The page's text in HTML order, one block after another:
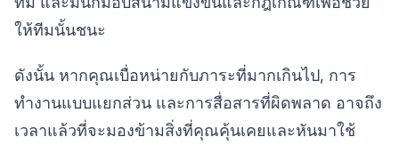
ให้ทีมนั้นชนะ
ดังนั้น หากคุณเบื่อหน่ายกับภาระที่มากเกินไป, การ
ทำงานแบบแยกส่วน และการสื่อสารที่ผิดพลาด อาจถึง
เวลาแล้วที่จะมองข้ามสิ่งที่คุณคุ้นเคยและหันมาใช้